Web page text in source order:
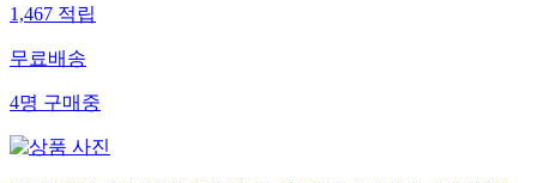
1,467적립
무료배송
4명구매중